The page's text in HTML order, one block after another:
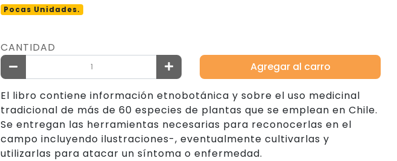
Pocas Unidades.
CANTIDAD
Agregar al carro
El libro contiene información etnobotánica y sobre el uso medicinal
tradicional de más de 60 especies de plantas que se emplean en Chile.
Se entregan las herramientas necesarias para reconocerlas en el
campo incluyendo ilustraciones-, eventualmente cultivarlas y
utilizarlas para atacar un síntoma o enfermedad.